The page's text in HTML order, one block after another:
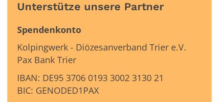
Unterstütze unsere Partner
Spendenkonto
Kolpingwerk - Diözesanverband Trier e.V.
Pax Bank Trier
IBAN: DE95 3706 0193 3002 3130 21
BIC: GENODED1PAX